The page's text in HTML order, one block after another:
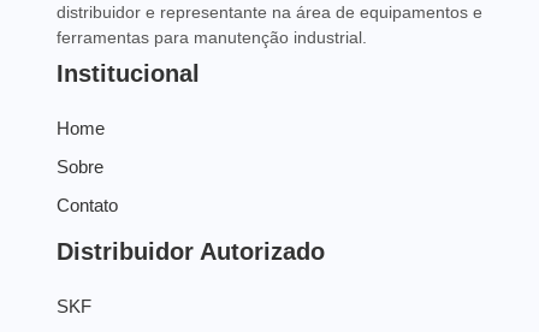
distribuidor e representante na área de equipamentos e
ferramentas para manutenção industrial.
Institucional
Home
Sobre
Contato
Distribuidor Autorizado
SKF